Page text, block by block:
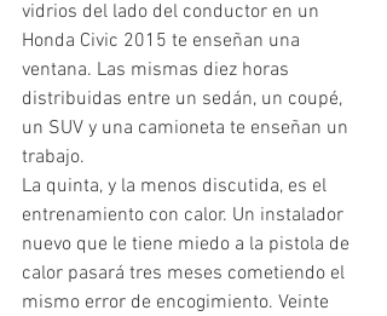
vidrios del lado del conductor en un
Honda Civic 2015 te enseñan una
ventana. Las mismas diez horas
distribuidas entre un sedán, un coupé,
un SUV y una camioneta te enseñan un
trabajo.
La quinta, y la menos discutida, es el
entrenamiento con calor. Un instalador
nuevo que le tiene miedo a la pistola de
calor pasará tres meses cometiendo el
mismo error de encogimiento. Veinte